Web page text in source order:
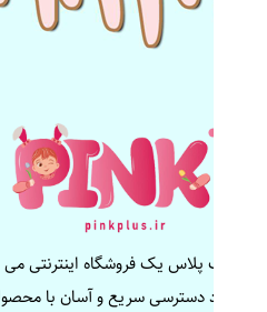
پینک پلاس یک فروشگاه اینترنتی
ایجاد دسترسی سریع و آسان با